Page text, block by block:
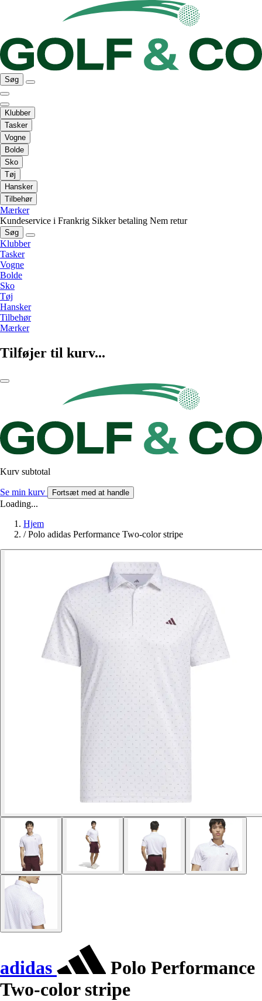
Søg
Klubber
Tasker
Vogne
Bolde
Sko
Tøj
Hansker
Tilbehør
Mærker
Kundeservice i Frankrig Sikker betaling Nem retur
Søg
Klubber
Tasker
Vogne
Bolde
Sko
Tøj
Hansker
Tilbehør
Mærker
Tilføjer til kurv...
Kurv subtotal
Se min kurv Fortsæt med at handle
Loading...
Hjem
/ Polo adidas Performance Two-color stripe
adidas
Polo Performance
Two-color stripe